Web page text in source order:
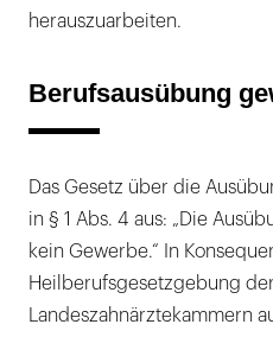
herauszuarbeiten.
Berufsausübung
Das Gesetz über die
in § 1 Abs. 4 aus: „Die
kein Gewerbe.“ In
Heilberufsgesetzgebung
Landeszahnärztekammern